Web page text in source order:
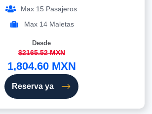
Max 15 Pasajeros
Max 14 Maletas
Desde
$2165.52 MXN
1,804.60 MXN
Reserva ya